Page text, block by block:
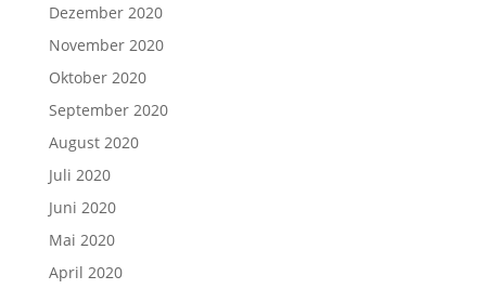
Dezember 2020
November 2020
Oktober 2020
September 2020
August 2020
Juli 2020
Juni 2020
Mai 2020
April 2020